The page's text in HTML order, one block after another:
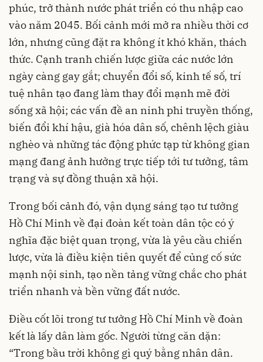
phúc, trở thành nước phát triển có thu nhập cao
vào năm 2045. Bối cảnh mới mở ra nhiều thời cơ
lớn, nhưng cũng đặt ra không ít khó khăn, thách
thức. Cạnh tranh chiến lược giữa các nước lớn
ngày càng gay gắt; chuyển đổi số, kinh tế số, trí
tuệ nhân tạo đang làm thay đổi mạnh mẽ đời
sống xã hội; các vấn đề an ninh phi truyền thống,
biến đổi khí hậu, già hóa dân số, chênh lệch giàu
nghèo và những tác động phức tạp từ không gian
mạng đang ảnh hưởng trực tiếp tới tư tưởng, tâm
trạng và sự đồng thuận xã hội.
Trong bối cảnh đó, vận dụng sáng tạo tư tưởng
Hồ Chí Minh về đại đoàn kết toàn dân tộc có ý
nghĩa đặc biệt quan trọng, vừa là yêu cầu chiến
lược, vừa là điều kiện tiên quyết để củng cố sức
mạnh nội sinh, tạo nền tảng vững chắc cho phát
triển nhanh và bền vững đất nước.
Điều cốt lõi trong tư tưởng Hồ Chí Minh về đoàn
kết là lấy dân làm gốc. Người từng căn dặn:
“Trong bầu trời không gì quý bằng nhân dân.